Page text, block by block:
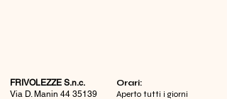
FRIVOLEZZE S.n.c.
Via D. Manin 44 35139
​Orari:
Aperto tutti i giorni